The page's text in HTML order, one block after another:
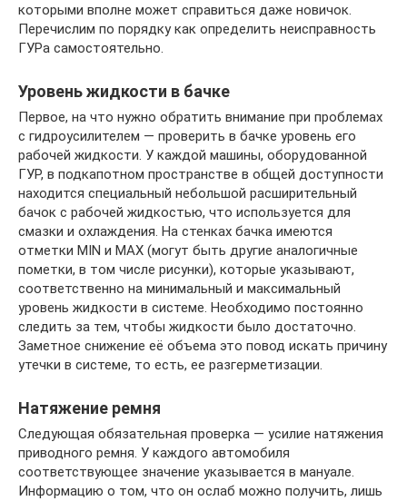
которыми вполне может справиться даже новичок.
Перечислим по порядку как определить неисправность
ГУРа самостоятельно.
Уровень жидкости в бачке
Первое, на что нужно обратить внимание при проблемах
с гидроусилителем — проверить в бачке уровень его
рабочей жидкости. У каждой машины, оборудованной
ГУР, в подкапотном пространстве в общей доступности
находится специальный небольшой расширительный
бачок с рабочей жидкостью, что используется для
смазки и охлаждения. На стенках бачка имеются
отметки MIN и MAX (могут быть другие аналогичные
пометки, в том числе рисунки), которые указывают,
соответственно на минимальный и максимальный
уровень жидкости в системе. Необходимо постоянно
следить за тем, чтобы жидкости было достаточно.
Заметное снижение её объема это повод искать причину
утечки в системе, то есть, ее разгерметизации.
Натяжение ремня
Следующая обязательная проверка — усилие натяжения
приводного ремня. У каждого автомобиля
соответствующее значение указывается в мануале.
Информацию о том, что он ослаб можно получить, лишь